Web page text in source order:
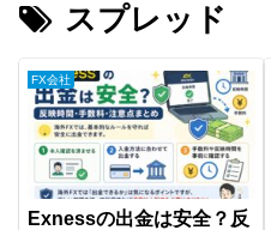
スプレッド
FX会社
Exnessの出金は安全？反